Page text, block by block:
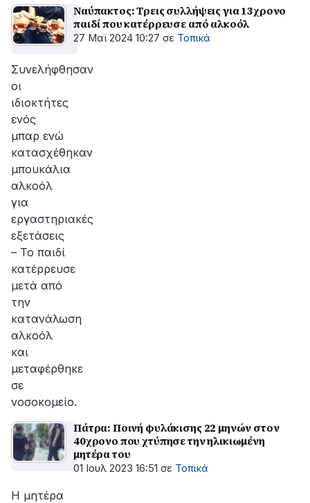
Ναύπακτος: Τρεις συλλήψεις για 13χρονο
παιδί που κατέρρευσε από αλκοόλ
27 Μαϊ 2024 10:27 σε Τοπικά
Συνελήφθησαν
οι
ιδιοκτήτες
ενός
μπαρ ενώ
κατασχέθηκαν
μπουκάλια
αλκοόλ
για
εργαστηριακές
εξετάσεις
– Το παιδί
κατέρρευσε
μετά από
την
κατανάλωση
αλκοόλ
και
μεταφέρθηκε
σε
νοσοκομείο.
Πάτρα: Ποινή φυλάκισης 22 μηνών στον
40χρονο που χτύπησε την ηλικιωμένη
μητέρα του
01 Ιουλ 2023 16:51 σε Τοπικά
Η μητέρα